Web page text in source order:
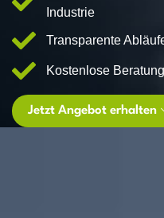
Industrie
Transparente
Kostenlose
Jetzt Angebot erhalten